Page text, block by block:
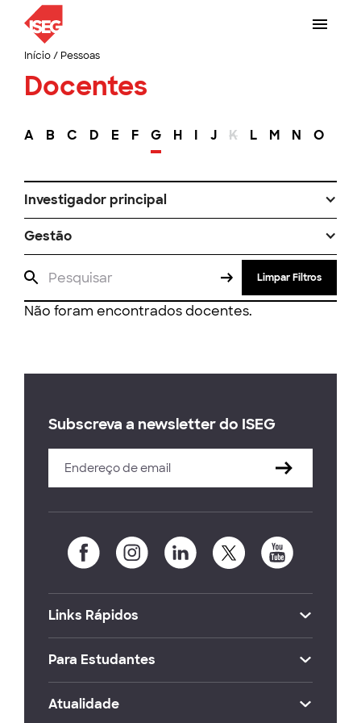
Início/ Pessoas
Docentes
A B C D E F G H I J K L M N O
Investigador principal
Gestão
Limpar Filtros
Não foram encontrados docentes.
Subscreva a newsletter do ISEG
Links Rápidos
Para Estudantes
Atualidade